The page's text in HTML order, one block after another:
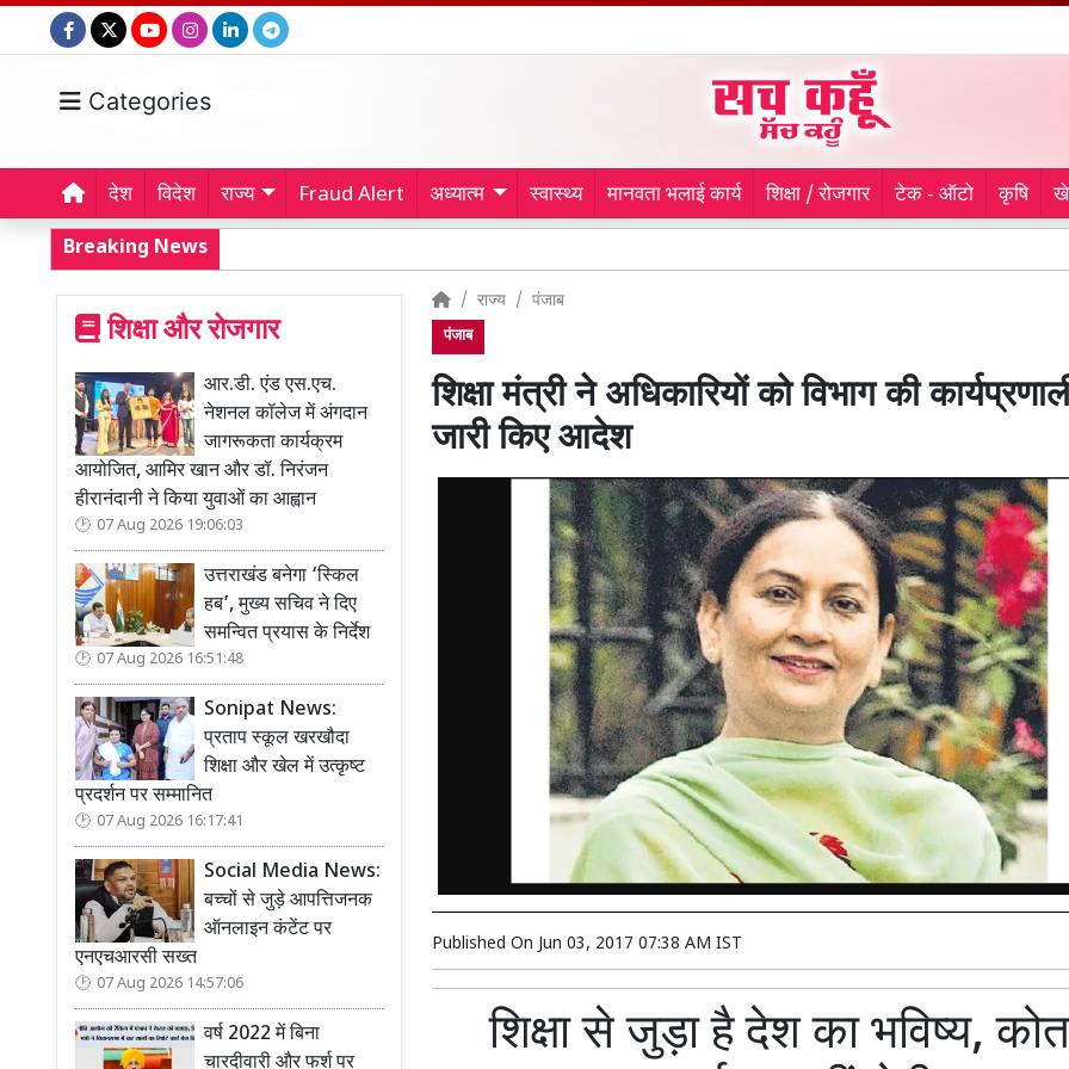
Categories
देश विदेश राज्य Fraud Alert अध्यात्म स्वास्थ्य मानवता भलाई कार्य शिक्षा / रोजगार टेक - ऑटो कृषि
Breaking News
शिक्षा और रोजगार
आर.डी. एंड एस.एच.
नेशनल कॉलेज में अंगदान
जागरूकता कार्यक्रम
आयोजित, आमिर खान और डॉ. निरंजन
हीरानंदानी ने किया युवाओं का आह्वान
07 Aug 2026 19:06:03
उत्तराखंड बनेगा ‘स्किल
हब’, मुख्य सचिव ने दिए
समन्वित प्रयास के निर्देश
07 Aug 2026 16:51:48
Sonipat News:
प्रताप स्कूल खरखौदा
शिक्षा और खेल में उत्कृष्ट
प्रदर्शन पर सम्मानित
07 Aug 2026 16:17:41
Social Media News:
बच्चों से जुड़े आपत्तिजनक
ऑनलाइन कंटेंट पर
एनएचआरसी सख्त
07 Aug 2026 14:57:06
वर्ष 2022 में बिना
चारदीवारी और फर्श पर
राज्य पंजाब
पंजाब
शिक्षा मंत्री ने अधिकारियों को विभाग की
जारी किए आदेश
Published On Jun 03, 2017 07:38 AM IST
शिक्षा से जुड़ा है देश का भविष्य,